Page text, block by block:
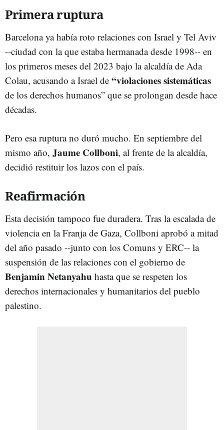
Primera ruptura
Barcelona ya había roto relaciones con Israel y Tel Aviv
--ciudad con la que estaba hermanada desde 1998-- en
los primeros meses del 2023 bajo la alcaldía de Ada
Colau, acusando a Israel de “violaciones sistemáticas
de los derechos humanos” que se prolongan desde hace
décadas.
Pero esa ruptura no duró mucho. En septiembre del
mismo año, Jaume Collboni, al frente de la alcaldía,
decidió restituir los lazos con el país.
Reafirmación
Esta decisión tampoco fue duradera. Tras la escalada de
violencia en la Franja de Gaza, Collboni aprobó a mitad
del año pasado --junto con los Comuns y ERC-- la
suspensión de las relaciones con el gobierno de
Benjamin Netanyahu hasta que se respeten los
derechos internacionales y humanitarios del pueblo
palestino.